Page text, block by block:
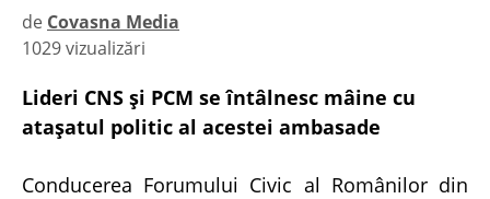
de Covasna Media
|
1029 vizualizări
Lideri CNS şi PCM se întâlnesc mâine cu
ataşatul politic al acestei ambasade
Conducerea Forumului Civic al Românilor din